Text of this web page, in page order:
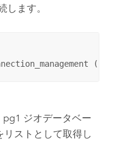
します。
(
ジオデータベー
ストとして取得し